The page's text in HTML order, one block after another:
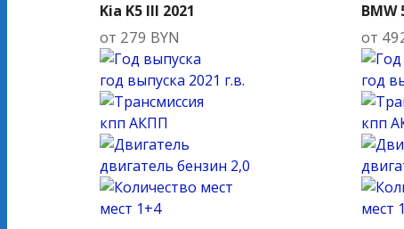
Kia K5 III 2021
от 279 BYN
год выпуска 2021 г.в.
кпп АКПП
двигатель бензин 2,0
мест 1+4
BMW
от
год
кпп
мест